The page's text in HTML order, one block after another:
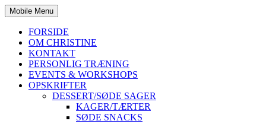
Mobile Menu
FORSIDE
OM CHRISTINE
KONTAKT
PERSONLIG TRÆNING
EVENTS & WORKSHOPS
OPSKRIFTER
DESSERT/SØDE SAGER
KAGER/TÆRTER
SØDE SNACKS